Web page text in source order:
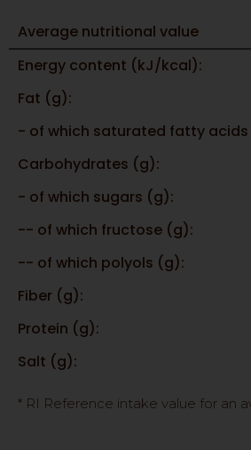
Average nutritional value
Energy content (kJ/kcal):
Fat (g):
- of which saturated fatty
Carbohydrates (g):
- of which sugars (g):
-- of which fructose (g):
-- of which polyols (g):
Fiber (g):
Protein (g):
Salt (g):
* RI Reference intake value for an